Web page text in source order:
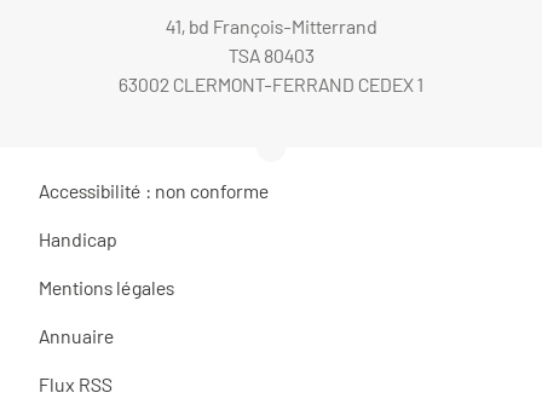
41, bd François-Mitterrand
TSA 80403
63002 CLERMONT-FERRAND CEDEX 1
Accessibilité : non conforme
Handicap
Mentions légales
Annuaire
Flux RSS